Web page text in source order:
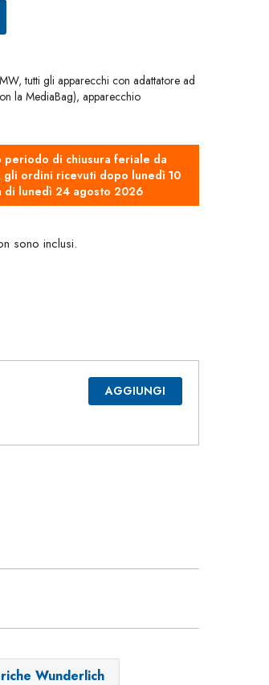
tutti gli apparecchi con adattatore ad
la MediaBag), apparecchio
di chiusura feriale da
ordini ricevuti dopo lunedì 10
di lunedì 24 agosto 2026
sono inclusi.
AGGIUNGI
Wunderlich